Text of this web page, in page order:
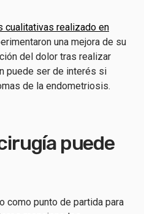
cualitativas realizado en
una mejora de su
del dolor tras realizar
puede ser de interés si
de la endometriosis.
puede
como punto de partida para